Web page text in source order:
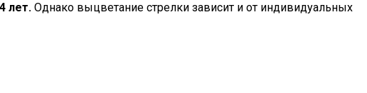
лет. Однако выцветание стрелки зависит и от индивидуальных